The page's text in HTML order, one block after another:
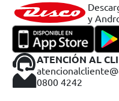
y
ATENCIÓN AL
0800 4242